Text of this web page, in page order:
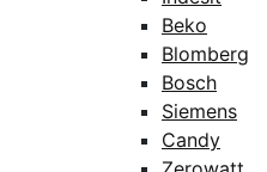
Beko
Blomberg
Bosch
Siemens
Candy